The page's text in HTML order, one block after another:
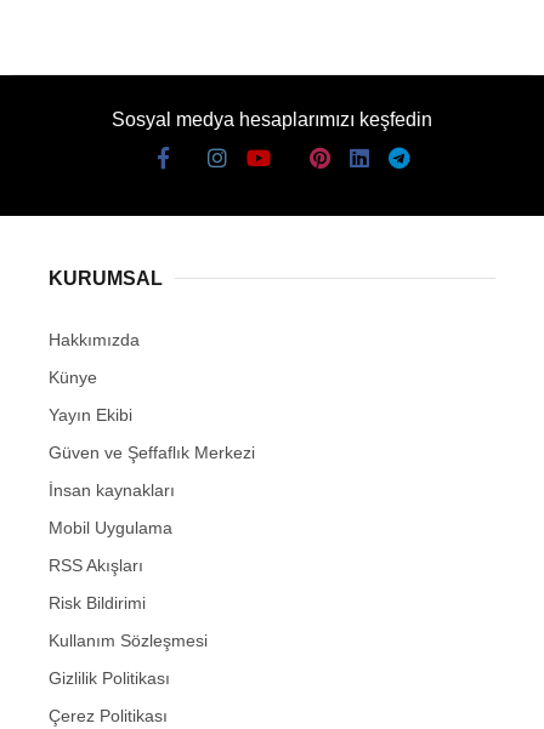
Sosyal medya hesaplarımızı keşfedin
KURUMSAL
Hakkımızda
Künye
Yayın Ekibi
Güven ve Şeffaflık Merkezi
İnsan kaynakları
Mobil Uygulama
RSS Akışları
Risk Bildirimi
Kullanım Sözleşmesi
Gizlilik Politikası
Çerez Politikası